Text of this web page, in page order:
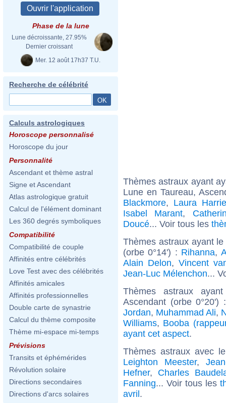
Phase de la lune
Lune décroissante, 27.95%
Dernier croissant
Mer. 12 août 17h37 T.U.
Recherche de célébrité
Calculs astrologiques
Horoscope personnalisé
Horoscope du jour
Personnalité
Ascendant et thème astral
Signe et Ascendant
Atlas astrologique gratuit
Calcul de l'élément dominant
Les 360 degrés symboliques
Compatibilité
Compatibilité de couple
Affinités entre célébrités
Love Test avec des célébrités
Affinités amicales
Affinités professionnelles
Double carte de synastrie
Calcul du thème composite
Thème mi-espace mi-temps
Prévisions
Transits et éphémérides
Révolution solaire
Directions secondaires
Directions d'arcs solaires
Thèmes astraux ayant
Lune en Taureau,
Blackmore, Laura
Isabel Marant,
Doucé... Voir tous les
Thèmes astraux ayant
(orbe 0°14') : Rihanna,
Alain Delon,Vincent
Jean-Luc Mélenchon...
Thèmes astraux
Ascendant (orbe
Jordan, Muhammad Ali,
Williams, Booba
ayant cet aspect.
Thèmes astraux avec
Leighton Meester,
Hefner, Charles
Fanning... Voir tous les
avril.